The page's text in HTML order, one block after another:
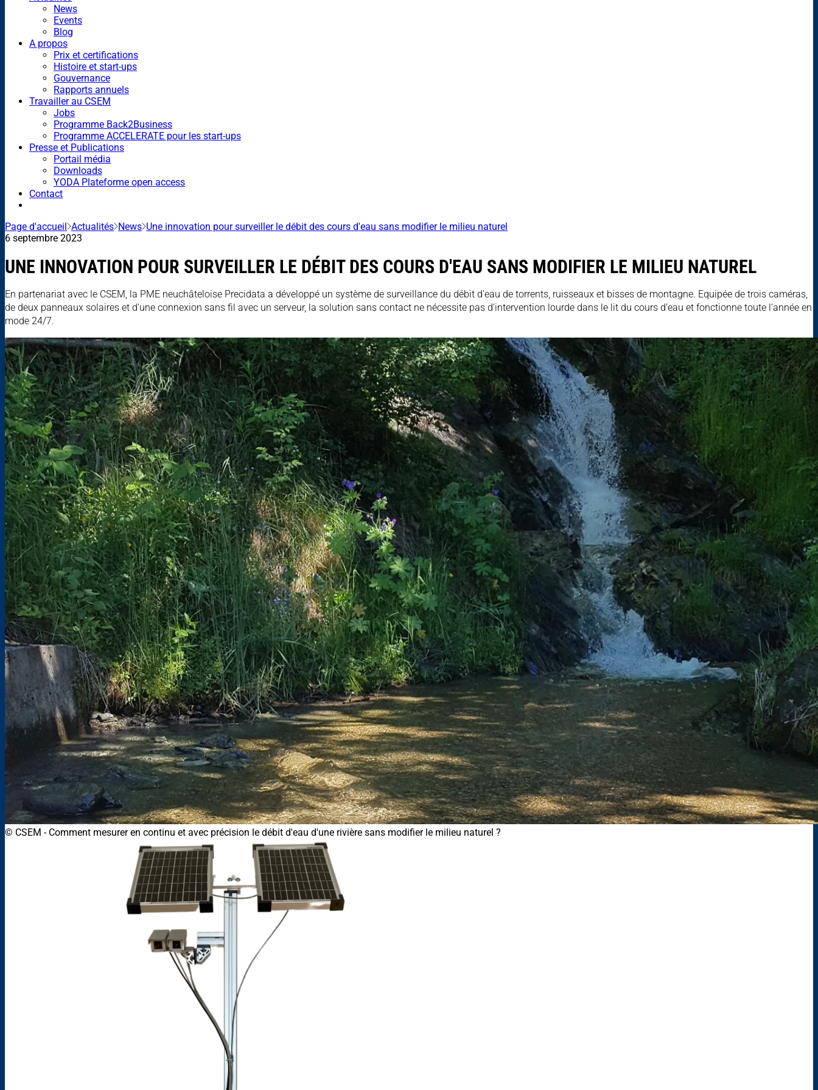
News
Events
Blog
A propos
Prix et certifications
Histoire et start-ups
Gouvernance
Rapports annuels
Travailler au CSEM
Jobs
Programme Back2Business
Programme ACCELERATE pour les start-ups
Presse et Publications
Portail média
Downloads
YODA Plateforme open access
Contact
Page d'accueil Actualités News Une innovation pour surveiller le débit des cours d'eau sans modifier le milieu naturel
6 septembre 2023
UNE INNOVATION POUR SURVEILLER LE DÉBIT DES COURS D'EAU SANS MODIFIER LE MILIEU NATUREL
En partenariat avec le CSEM, la PME neuchâteloise Precidata a développé un système de surveillance du débit d'eau de torrents, ruisseaux et bisses de montagne. Equipée de trois caméras,
de deux panneaux solaires et d’une connexion sans fil avec un serveur, la solution sans contact ne nécessite pas d’intervention lourde dans le lit du cours d’eau et fonctionne toute l’année en
mode 24/7.
© CSEM - Comment mesurer en continu et avec précision le débit d'eau d'une rivière sans modifier le milieu naturel ?